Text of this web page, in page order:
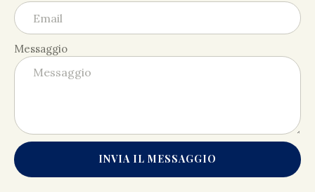
Messaggio
INVIA IL MESSAGGIO